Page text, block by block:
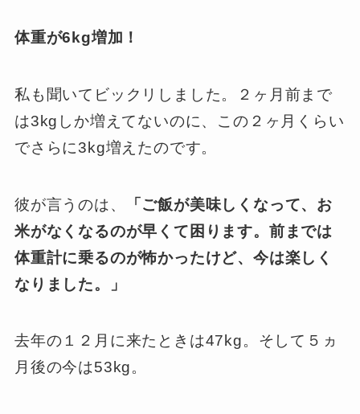
体重が6kg増加！
私も聞いてビックリしました。２ヶ月前まで
は3kgしか増えてないのに、この２ヶ月くらい
でさらに3kg増えたのです。
彼が言うのは、
「ご飯が美味しくなって、お
米がなくなるのが早くて困ります。前までは
体重計に乗るのが怖かったけど、今は楽しく
なりました。」
去年の１２月に来たときは47kg。そして５ヵ
月後の今は53kg。